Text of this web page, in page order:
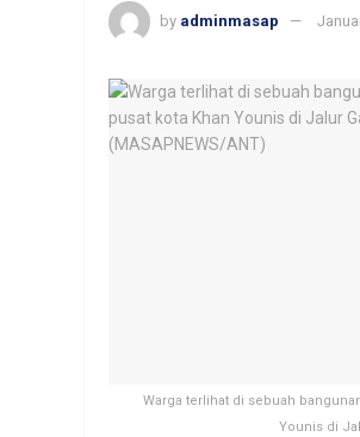
by adminmasap
Warga terlihat di sebuah
Younis di